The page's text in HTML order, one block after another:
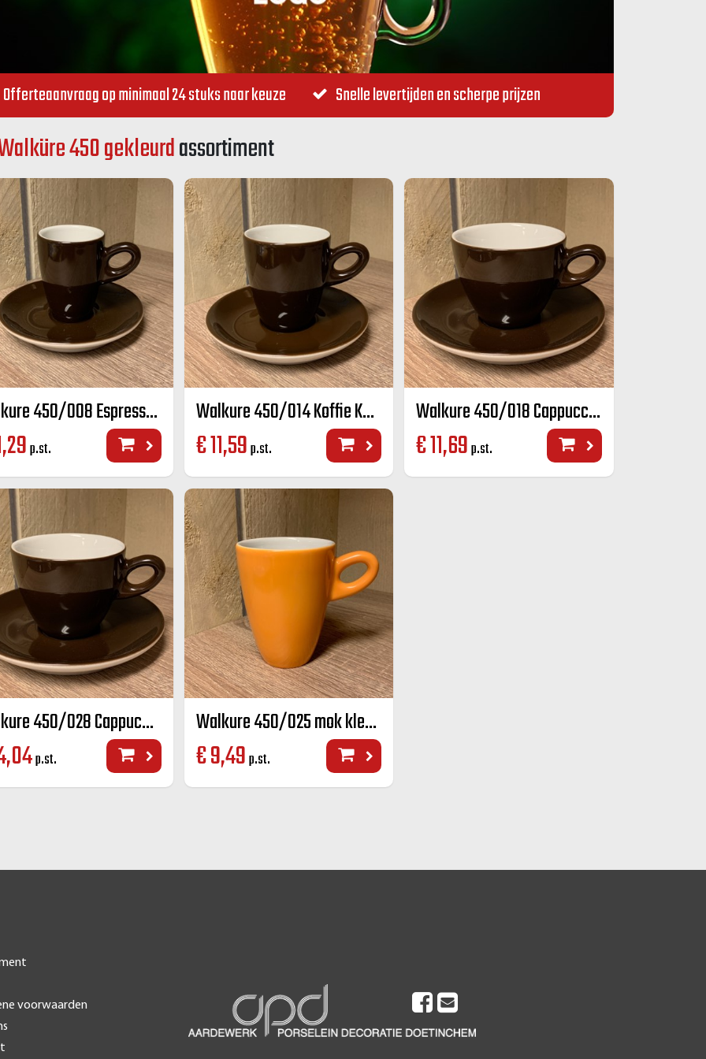
Offerteaanvraag op minimaal 24 stuks naar keuze Snelle levertijden en scherpe prijzen
450 gekleurdassortiment
Walkure 450/008 Espresso K+S kleur 8 cl
p.st.
Walkure 450/014 Koffie K+S kleur 14 cl
€11,59p.st.
Walkure 450/018 Cappuccino K+S kleur 18 cl
€11,69p.st.
Walkure 450/028 Cappuccino groot K+S kleur 28 cl
p.st.
Walkure 450/025 mok kleur 25 cl
€9,49p.st.
voorwaarden